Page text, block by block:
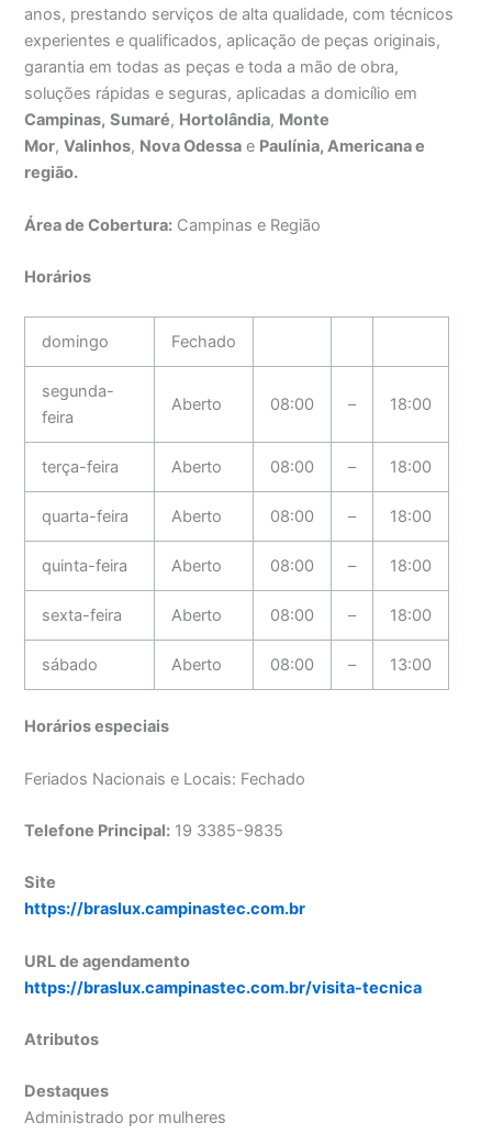
anos, prestando serviços de alta qualidade, com técnicos
experientes e qualificados, aplicação de peças originais,
garantia em todas as peças e toda a mão de obra,
soluções rápidas e seguras, aplicadas a domicílio em
Campinas, Sumaré, Hortolândia, Monte
Mor,Valinhos, Nova Odessa e Paulínia, Americana e
região.
Área de Cobertura: Campinas e Região
Horários
domingo Fechado
segunda-
feira
Aberto 08:00 – 18:00
terça-feira Aberto 08:00 – 18:00
quarta-feira Aberto 08:00 – 18:00
quinta-feira Aberto 08:00 – 18:00
sexta-feira Aberto 08:00 – 18:00
sábado Aberto 08:00 – 13:00
Horários especiais
Feriados Nacionais e Locais: Fechado
Telefone Principal: 19 3385-9835
Site
https://braslux.campinastec.com.br
URL de agendamento
https://braslux.campinastec.com.br/visita-tecnica
Atributos
Destaques
Administrado por mulheres